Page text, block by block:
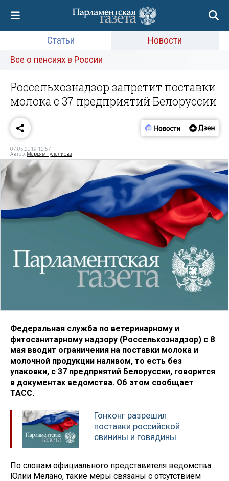
Статьи
Новости
Все о пенсиях в России
Россельхознадзор запретит поставки
молока с 37 предприятий Белоруссии
07.05.2019 12:57
Автор: Марьям Гулалиева
Федеральная служба по ветеринарному и
фитосанитарному надзору (Россельхознадзор) с 8
мая вводит ограничения на поставки молока и
молочной продукции наливом, то есть без
упаковки, с 37 предприятий Белоруссии, говорится
в документах ведомства. Об этом сообщает
ТАСС.
Гонконг разрешил
поставки российской
свинины и говядины
По словам официального представителя ведомства
Юлии Мелано, такие меры связаны с отсутствием